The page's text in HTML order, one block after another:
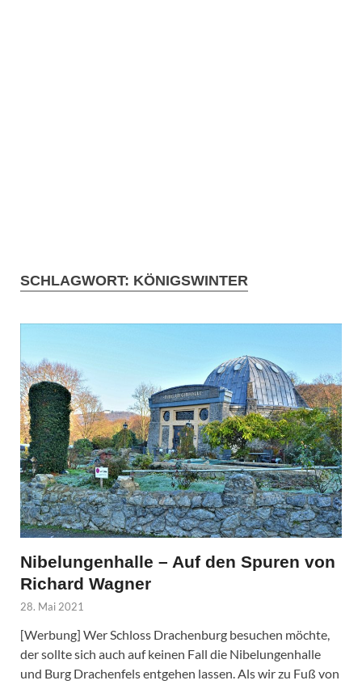
SCHLAGWORT: KÖNIGSWINTER
Nibelungenhalle – Auf den Spuren von
Richard Wagner
28. Mai 2021
[Werbung] Wer Schloss Drachenburg besuchen möchte,
der sollte sich auch auf keinen Fall die Nibelungenhalle
und Burg Drachenfels entgehen lassen. Als wir zu Fuß von